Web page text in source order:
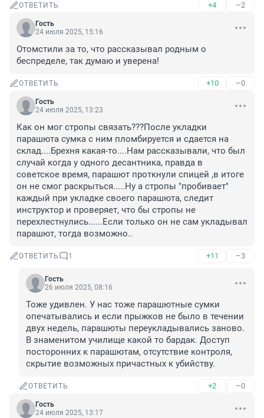
ОТВЕТИТЬ +4 –2
Гость
24 июля 2025, 15:16
Отомстили за то, что рассказывал родным о
беспределе, так думаю и уверена!
ОТВЕТИТЬ +10 –0
Гость
24 июля 2025, 13:23
Как он мог стропы связать???После укладки
парашюта сумка с ним пломбируется и сдается на
склад....Брехня какая-то....Нам рассказывали, что был
случай когда у одного десантника, правда в
советское время, парашют проткнули спицей ,в итоге
он не смог раскрыться.....Ну а стропы "пробивает"
каждый при укладке своего парашюта, следит
инструктор и проверяет, что бы стропы не
перехлестнулись......Если только он не сам укладывал
парашют, тогда возможно..
ОТВЕТИТЬ 1 +11 –3
Гость
26 июля 2025, 08:16
Тоже удивлен. У нас тоже парашютные сумки
опечатывались и если прыжков не было в течении
двух недель, парашюты переукладывались заново.
В знаменитом училище какой то бардак. Доступ
посторонних к парашютам, отсутствие контроля,
скрытие возможных причастных к убийству.
ОТВЕТИТЬ +2 –0
Гость
24 июля 2025, 13:17